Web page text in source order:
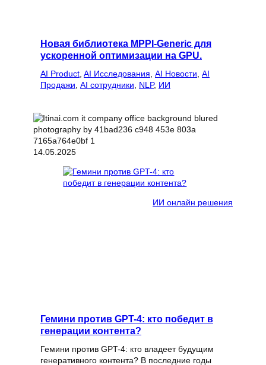
Новая библиотека MPPI-Generic для
ускоренной оптимизации на GPU.
AI Product AI Исследования AI Новости AI
Продажи AI сотрудники NLP, ИИ
14.05.2025
ИИ онлайн решения
Гемини против GPT-4: кто победит в
генерации контента?
Гемини против GPT-4: кто владеет будущим
генеративного контента? В последние годы